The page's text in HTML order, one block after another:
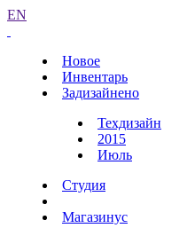
EN
Новое
Инвентарь
Задизайнено
Техдизайн
2015
Июль
Студия
Магазинус